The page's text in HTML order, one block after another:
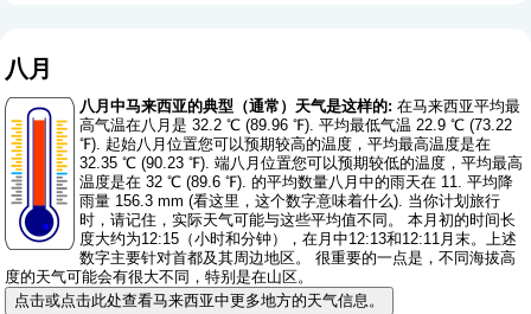
八月
八月中马来西亚的典型（通常）天气是这样的: 在马来西亚平均最
高气温在八月是 32.2 ℃ (89.96 ℉). 平均最低气温 22.9 ℃ (73.22
℉). 起始八月位置您可以预期较高的温度，平均最高温度是在
32.35 ℃ (90.23 ℉). 端八月位置您可以预期较低的温度，平均最高
温度是在 32 ℃ (89.6 ℉). 的平均数量八月中的雨天在 11. 平均降
雨量 156.3 mm (看这里，这个数字意味着什么). 当你计划旅行
时，请记住，实际天气可能与这些平均值不同。 本月初的时间长
度大约为12:15（小时和分钟），在月中12:13和12:11月末。上述
数字主要针对首都及其周边地区。 很重要的一点是，不同海拔高
度的天气可能会有很大不同，特别是在山区。
点击或点击此处查看马来西亚中更多地方的天气信息。